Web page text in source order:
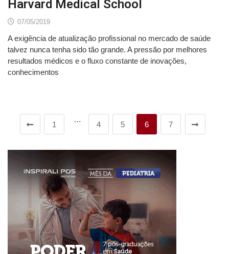
Harvard Medical School
07/05/2019
A exigência de atualização profissional no mercado de saúde
talvez nunca tenha sido tão grande. A pressão por melhores
resultados médicos e o fluxo constante de inovações,
conhecimentos
1
…
4 5 6 7